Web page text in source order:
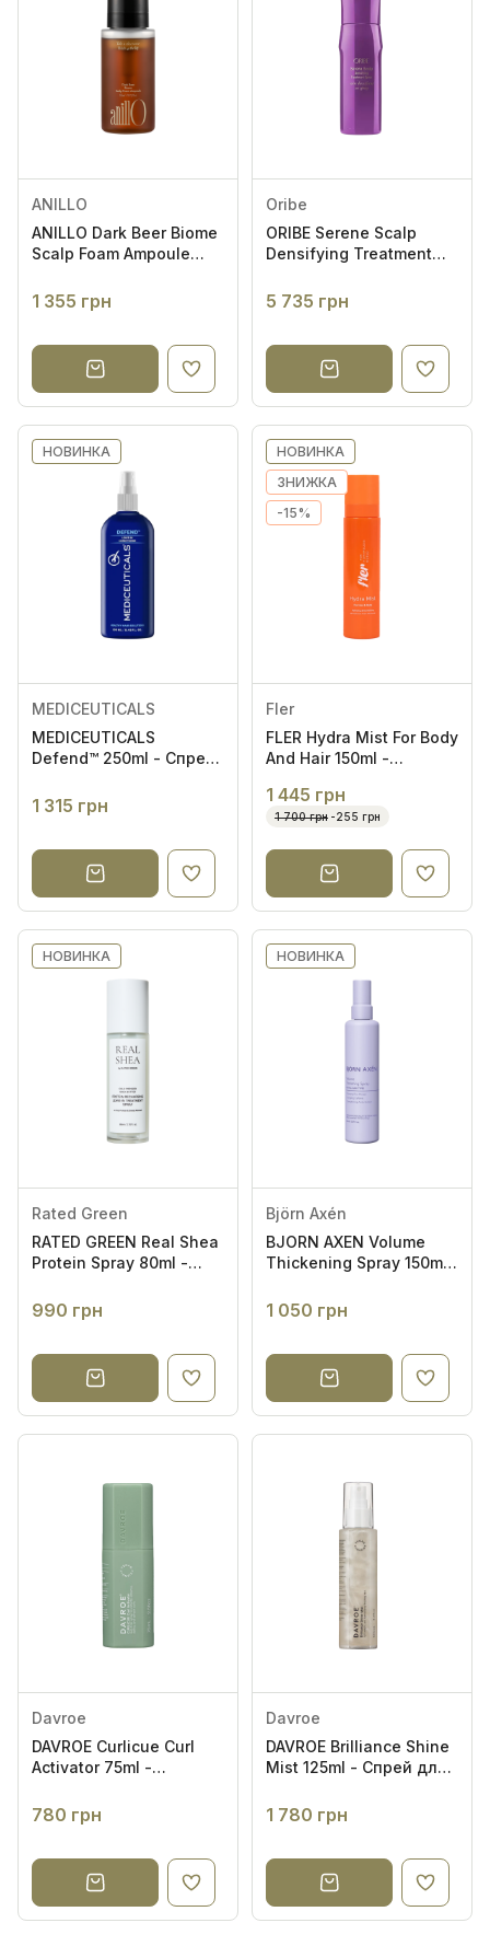
ANILLO
ANILLO Dark Beer Biome
Scalp Foam Ampoule
засіб для шкіри голови
1 355 грн
Oribe
ORIBE Serene Scalp
Densifying Treatment
ущільнення волосся
"Розкішна густота"
5 735 грн
НОВИНКА
MEDICEUTICALS
MEDICEUTICALS
Defend™ 250ml - Спрей
волосся
1 315 грн
НОВИНКА
ЗНИЖКА
-15%
Fler
FLER Hydra Mist For Body
And Hair 150ml -
тіла та волосся
1 445 грн
1 700 грн -255 грн
НОВИНКА
Rated Green
RATED GREEN Real Shea
Protein Spray 80ml -
для волосся
990 грн
НОВИНКА
Björn Axén
BJORN AXEN Volume
Thickening Spray 150ml
волосся
1 050 грн
Davroe
DAVROE Curlicue Curl
Activator 75ml -
780 грн
Davroe
DAVROE Brilliance Shine
Mist 125ml - Спрей для
1 780 грн